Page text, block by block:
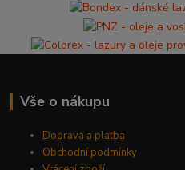
Vše o nákupu
Doprava a platba
Obchodní podmínky